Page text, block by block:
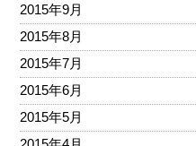
2015年9月
2015年8月
2015年7月
2015年6月
2015年5月